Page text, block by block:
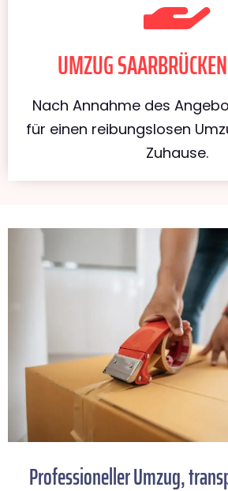
UMZUG
Nach Annahme des
für einen reibungslosen
Zuhause.
Professioneller Umzug,